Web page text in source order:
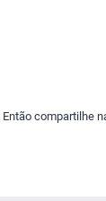
compartilhe